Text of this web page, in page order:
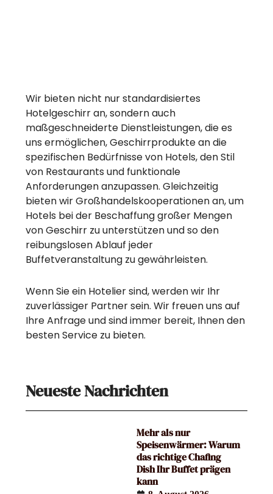
Wir bieten nicht nur standardisiertes
Hotelgeschirr an, sondern auch
maßgeschneiderte Dienstleistungen, die es
uns ermöglichen, Geschirrprodukte an die
spezifischen Bedürfnisse von Hotels, den Stil
von Restaurants und funktionale
Anforderungen anzupassen. Gleichzeitig
bieten wir Großhandelskooperationen an, um
Hotels bei der Beschaffung großer Mengen
von Geschirr zu unterstützen und so den
reibungslosen Ablauf jeder
Buffetveranstaltung zu gewährleisten.
Wenn Sie ein Hotelier sind, werden wir Ihr
zuverlässiger Partner sein. Wir freuen uns auf
Ihre Anfrage und sind immer bereit, Ihnen den
besten Service zu bieten.
Neueste Nachrichten
Mehr als nur
Speisenwärmer: Warum
das richtige Chafing
Dish Ihr Buffet prägen
kann